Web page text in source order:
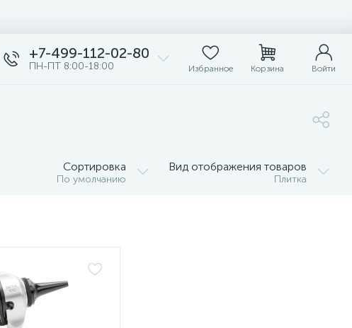
+7-499-112-02-80
ПН-ПТ 8:00-18:00 Избранное Корзина Войти
Сортировка
По умолчанию
Вид отображения товаров
Плитка